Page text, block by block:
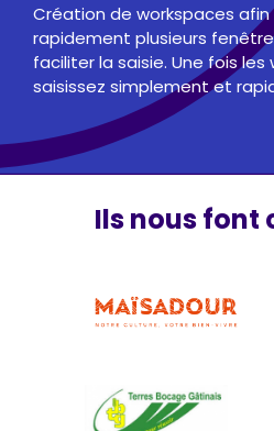
Création de workspaces
rapidement plusieurs
faciliter la saisie. Une fois les
saisissez simplement et
Ils nous font